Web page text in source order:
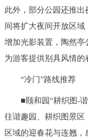
此外，部分公园还推
间将扩大夜间开放区域
增加光影装置，陶然亭
为游客提供别具风情的
“冷门”路线推荐
■颐和园“耕织图-谐
往谐趣园、耕织图景
区域的迎春花与连翘，